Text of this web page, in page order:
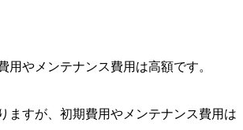
やメンテナンス費用は高額です。
ますが、初期費用やメンテナンス費用は